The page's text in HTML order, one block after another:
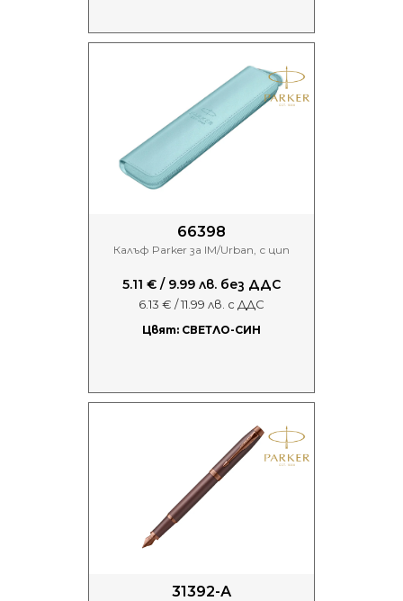
66398
Калъф Parker за IM/Urban, с цип
5.11 € / 9.99 лв. без ДДС
6.13 € / 11.99 лв. с ДДС
Цвят: СВЕТЛО-СИН
31392-А